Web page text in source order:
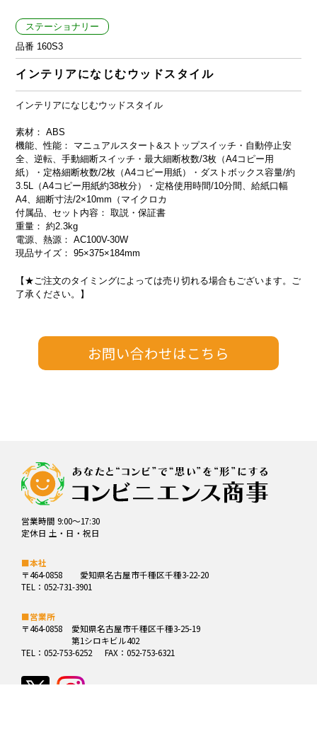
ステーショナリー
品番 160S3
インテリアになじむウッドスタイル
インテリアになじむウッドスタイル
素材： ABS
機能、性能： マニュアルスタート&ストップスイッチ・自動停止安
全、逆転、手動細断スイッチ・最大細断枚数/3枚（A4コピー用
紙）・定格細断枚数/2枚（A4コピー用紙）・ダストボックス容量/約
3.5L（A4コピー用紙約38枚分）・定格使用時間/10分間、給紙口幅
A4、細断寸法/2×10mm（マイクロカ
付属品、セット内容： 取説・保証書
重量： 約2.3kg
電源、熱源： AC100V-30W
現品サイズ： 95×375×184mm
【★ご注文のタイミングによっては売り切れる場合もございます。ご
了承ください。】
営業時間 9:00～17:30
定休日 土・日・祝日
■本社
〒464-0858
愛知県名古屋市千種区千種3-22-20
TEL：052-731-3901
■営業所
〒464-0858
愛知県名古屋市千種区千種3-25-19
第1シロキビル402
TEL：052-753-6252
FAX：052-753-6321